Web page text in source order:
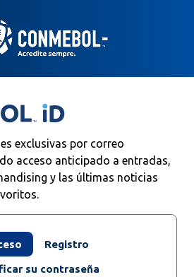
exclusivas por correo
acceso anticipado a entradas,
y las últimas noticias
Registro
su contraseña